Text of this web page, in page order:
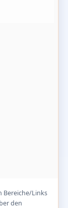
Bereiche/Links
den